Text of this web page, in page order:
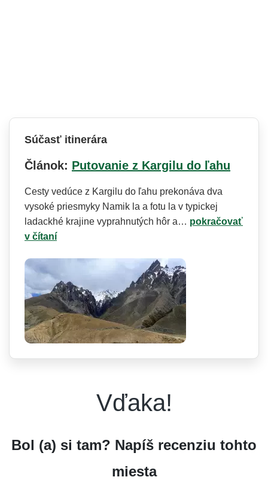
Súčasť itinerára
Článok: Putovanie z Kargilu do ľahu
Cesty vedúce z Kargilu do ľahu prekonáva dva
vysoké priesmyky Namik la a fotu la v typickej
ladackhé krajine vyprahnutých hôr a… pokračovať
v čítaní
Vďaka!
Bol (a) si tam? Napíš recenziu tohto
miesta